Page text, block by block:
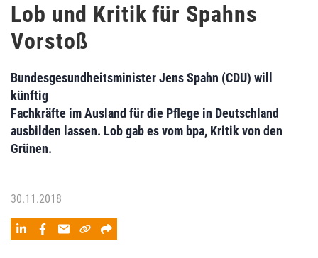
Lob und Kritik für Spahns
Vorstoß
Bundesgesundheitsminister Jens Spahn (CDU) will
künftig
Fachkräfte im Ausland für die Pflege in Deutschland
ausbilden lassen. Lob gab es vom bpa, Kritik von den
Grünen.
30.11.2018